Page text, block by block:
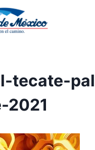
tecate-
2021